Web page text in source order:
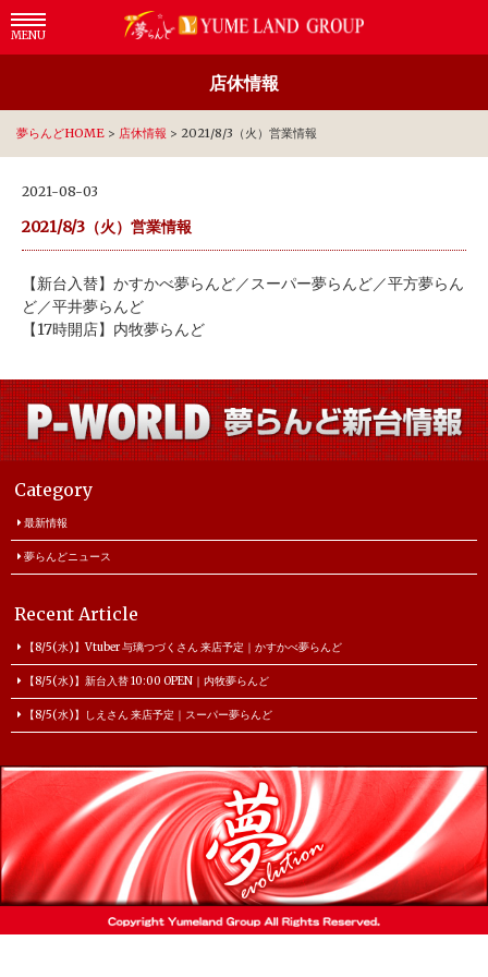
MENU
店休情報
夢らんどHOME > 店休情報 > 2021/8/3（火）営業情報
2021-08-03
2021/8/3（火）営業情報
【新台入替】かすかべ夢らんど／スーパー夢らんど／平方夢らん
ど／平井夢らんど
【17時開店】内牧夢らんど
Category
最新情報
夢らんどニュース
Recent Article
【8/5(水)】Vtuber 与璃つづくさん 来店予定｜かすかべ夢らんど
【8/5(水)】新台入替 10:00 OPEN｜内牧夢らんど
【8/5(水)】しえさん 来店予定｜スーパー夢らんど